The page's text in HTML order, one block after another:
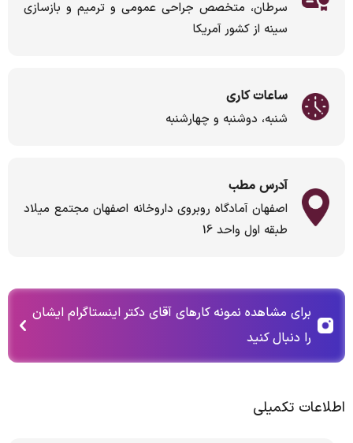
سرطان، متخصص جراحی عمومی و ترمیم و بازسازی
سینه از کشور آمریکا
ساعات کاری
شنبه، دوشنبه و چهارشنبه
آدرس مطب
اصفهان آمادگاه روبروی داروخانه اصفهان مجتمع میلاد
طبقه اول واحد 16
برای مشاهده نمونه کارهای آقای دکتر اینستاگرام ایشان
را دنبال کنید
اطلاعات تکمیلی